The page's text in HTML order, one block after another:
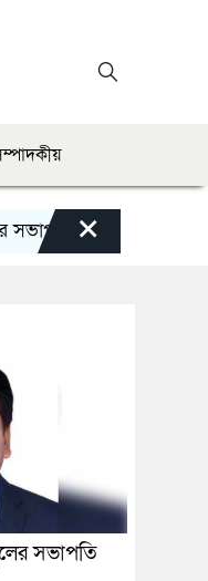
গোবিন্দ কির্ত্তনীয়া
×
সভাপতি